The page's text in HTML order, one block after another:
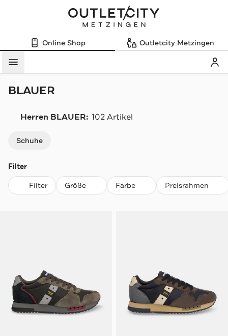
Online Shop Outletcity Metzingen
Menü
BLAUER
Herren BLAUER: 102 Artikel
Schuhe
Filter
Filter Größe Farbe Preisrahmen